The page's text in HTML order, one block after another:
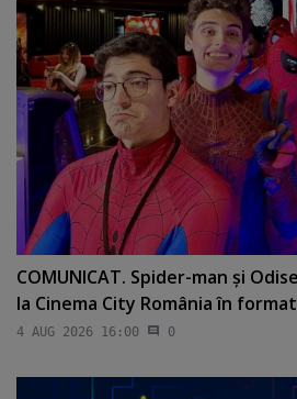
COMUNICAT. Spider-man şi
la Cinema City România în
4 AUG 2026 16:00 0